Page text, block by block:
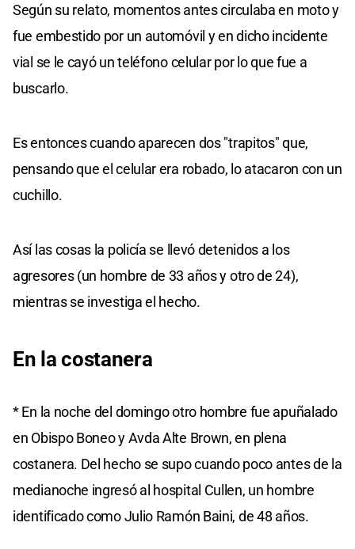
Según su relato, momentos antes circulaba en moto y
fue embestido por un automóvil y en dicho incidente
vial se le cayó un teléfono celular por lo que fue a
buscarlo.
Es entonces cuando aparecen dos "trapitos" que,
pensando que el celular era robado, lo atacaron con un
cuchillo.
Así las cosas la policía se llevó detenidos a los
agresores (un hombre de 33 años y otro de 24),
mientras se investiga el hecho.
En la costanera
* En la noche del domingo otro hombre fue apuñalado
en Obispo Boneo y Avda Alte Brown, en plena
costanera. Del hecho se supo cuando poco antes de la
medianoche ingresó al hospital Cullen, un hombre
identificado como Julio Ramón Baini, de 48 años.